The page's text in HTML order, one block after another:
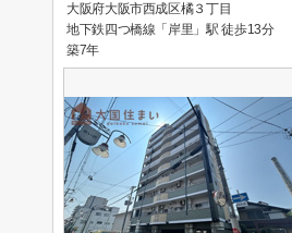
大阪府大阪市西成区橘３丁目
地下鉄四つ橋線「岸里」駅 徒歩13分
築7年